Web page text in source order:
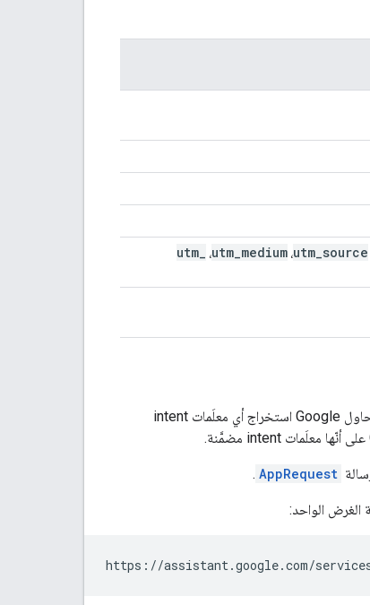
utm source ، utm medium ، utm
)، ستحاول Google استخراج أي معلَمات intent
AppRequest
.